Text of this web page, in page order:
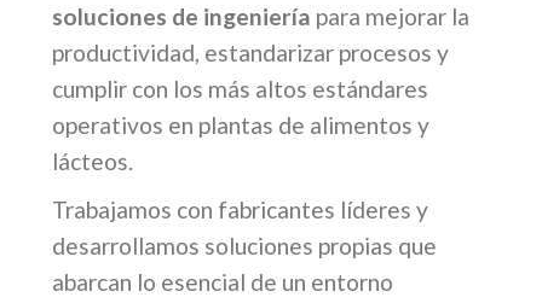
soluciones de ingeniería para mejorar la
productividad, estandarizar procesos y
cumplir con los más altos estándares
operativos en plantas de alimentos y
lácteos.
Trabajamos con fabricantes líderes y
desarrollamos soluciones propias que
abarcan lo esencial de un entorno